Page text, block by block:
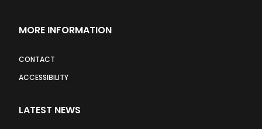
MORE INFORMATION
CONTACT
ACCESSIBILITY
LATEST NEWS